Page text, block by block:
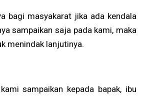
bagi masyakarat jika ada kendala
sampaikan saja pada kami, maka
menindak lanjutinya.
sampaikan kepada bapak, ibu